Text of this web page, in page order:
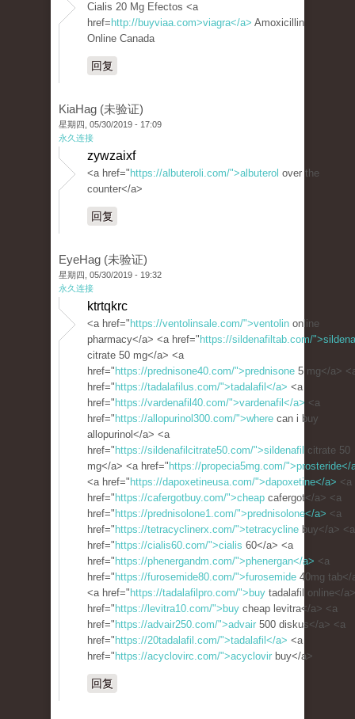
Cialis 20 Mg Efectos <a
href= http://buyviaa.com>viagra</a> Amoxicillin
Online Canada
回复
KiaHag (未验证)
星期四, 05/30/2019 - 17:09
永久连接
zywzaixf
<a href=" https://albuteroli.com/">albuterol over the
counter</a>
回复
EyeHag (未验证)
星期四, 05/30/2019 - 19:32
永久连接
ktrtqkrc
<a href=" https://ventolinsale.com/">ventolin online
pharmacy</a> <a href=" https://sildenafiltab.com/
citrate 50 mg</a> <a
href=" https://prednisone40.com/">prednisone 5 mg</a>
href=" https://tadalafilus.com/">tadalafil</a> <a
href=" https://vardenafil40.com/">vardenafil</a> <a
href=" https://allopurinol300.com/">where can i buy
allopurinol</a> <a
href=" https://sildenafilcitrate50.com/">sildenafil citrate 50
mg</a> <a href=" https://propecia5mg.com/">prosteride</
<a href=" https://dapoxetineusa.com/">dapoxetine</a> <a
href=" https://cafergotbuy.com/">cheap cafergot</a> <a
href=" https://prednisolone1.com/">prednisolone</a> <a
href=" https://tetracyclinerx.com/">tetracycline buy</a> <a
href=" https://cialis60.com/">cialis 60</a> <a
href=" https://phenergandm.com/">phenergan</a> <a
href=" https://furosemide80.com/">furosemide 40mg tab</
<a href=" https://tadalafilpro.com/">buy tadalafil online</
href=" https://levitra10.com/">buy cheap levitra</a> <a
href=" https://advair250.com/">advair 500 diskus</a> <a
href=" https://20tadalafil.com/">tadalafil</a> <a
href=" https://acyclovirc.com/">acyclovir buy</a>
回复